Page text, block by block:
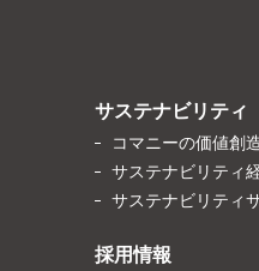
サステナビリティ
コマニーの価値創
サステナビリティ
サステナビリティ
採用情報